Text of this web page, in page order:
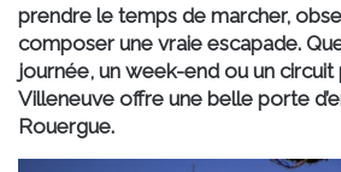
prendre le temps de marcher,
composer une vraie escapade.
journée, un week-end ou un circuit
Villeneuve offre une belle porte
Rouergue.